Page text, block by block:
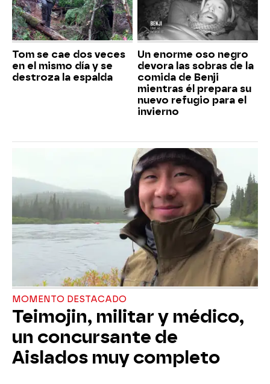
Tom se cae dos veces
en el mismo día y se
destroza la espalda
Un enorme oso negro
devora las sobras de la
comida de Benji
mientras él prepara su
nuevo refugio para el
invierno
MOMENTO DESTACADO
Teimojin, militar y médico,
un concursante de
Aislados muy completo